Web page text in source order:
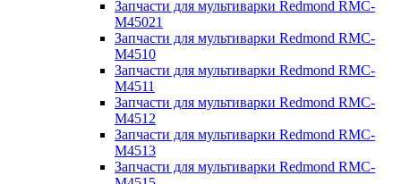
Запчасти для мультиварки Redmond RMC-
M45021
Запчасти для мультиварки Redmond RMC-
M4510
Запчасти для мультиварки Redmond RMC-
M4511
Запчасти для мультиварки Redmond RMC-
M4512
Запчасти для мультиварки Redmond RMC-
M4513
Запчасти для мультиварки Redmond RMC-